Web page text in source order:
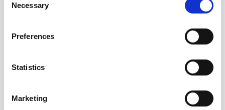
Selection
Necessary
Preferences
Statistics
Marketing